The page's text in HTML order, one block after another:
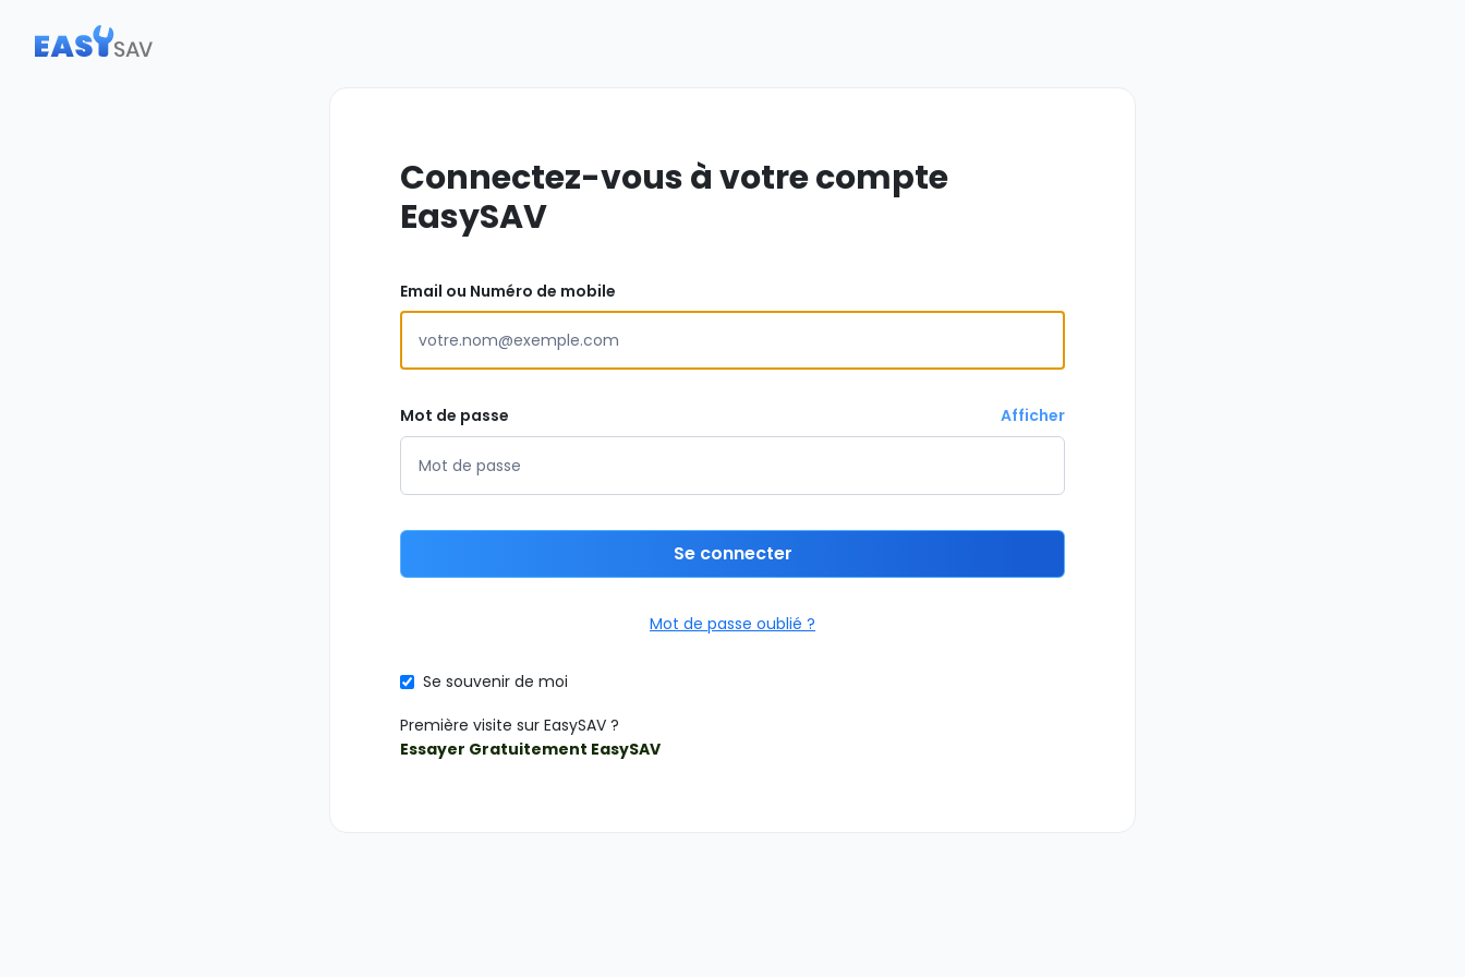
Connectez-vous à votre compte
EasySAV
Email ou Numéro de mobile
Mot de passe Afficher
Se connecter
Mot de passe oublié ?
Se souvenir de moi
Première visite sur EasySAV ?
Essayer Gratuitement EasySAV